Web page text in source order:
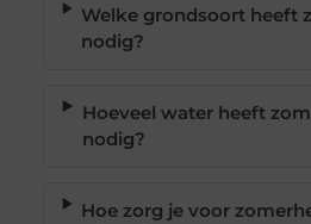
Welke grondsoort heeft
nodig?
Hoeveel water heeft
nodig?
Hoe zorg je voor